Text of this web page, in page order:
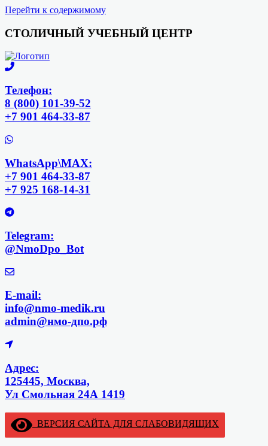
Перейти к содержимому
СТОЛИЧНЫЙ УЧЕБНЫЙ ЦЕНТР
Телефон:
8 (800) 101-39-52
+7 901 464-33-87
WhatsApp\MAX:
+7 901 464-33-87
+7 925 168-14-31
Telegram:
@NmoDpo_Bot
E-mail:
info@nmo-medik.ru
admin@нмо-дпо.рф
Адрес:
125445, Москва,
Ул Смольная 24А 1419
ВЕРСИЯ САЙТА ДЛЯ СЛАБОВИДЯЩИХ